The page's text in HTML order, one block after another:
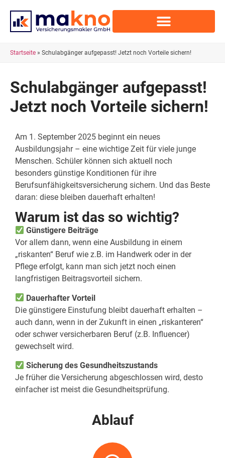
Startseite » Schulabgänger aufgepasst! Jetzt noch Vorteile sichern!
Schulabgänger aufgepasst!
Jetzt noch Vorteile sichern!
Am 1. September 2025 beginnt ein neues
Ausbildungsjahr – eine wichtige Zeit für viele junge
Menschen. Schüler können sich aktuell noch
besonders günstige Konditionen für ihre
Berufsunfähigkeitsversicherung sichern. Und das Beste
daran: diese bleiben dauerhaft erhalten!
Warum ist das so wichtig?
Günstigere Beiträge
Vor allem dann, wenn eine Ausbildung in einem
„riskanten“ Beruf wie z.B. im Handwerk oder in der
Pflege erfolgt, kann man sich jetzt noch einen
langfristigen Beitragsvorteil sichern.
Dauerhafter Vorteil
Die günstigere Einstufung bleibt dauerhaft erhalten –
auch dann, wenn in der Zukunft in einen „riskanteren“
oder schwer versicherbaren Beruf (z.B. Influencer)
gewechselt wird.
Sicherung des Gesundheitszustands
Je früher die Versicherung abgeschlossen wird, desto
einfacher ist meist die Gesundheitsprüfung.
Ablauf